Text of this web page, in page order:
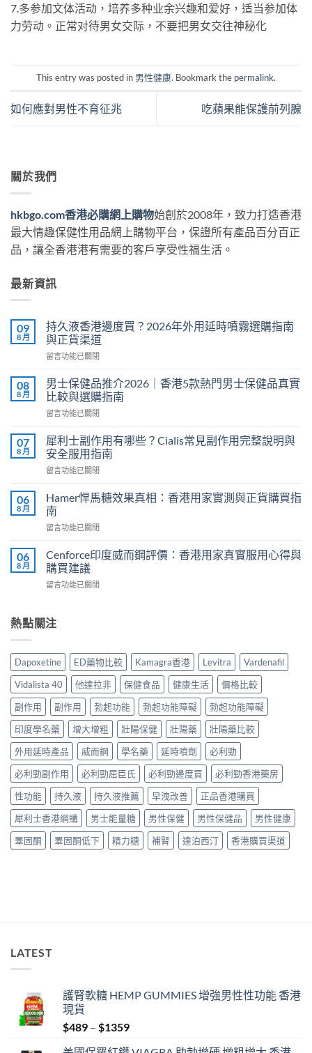
7.多参加文体活动，培养多种业余兴趣和爱好，适当参加体
力劳动。正常对待男女交际，不要把男女交往神秘化
This entry was posted in 男性健康. Bookmark the permalink.
如何應對男性不育征兆 吃蘋果能保護前列腺
關於我們
hkbgo.com香港必購網上購物始創於2008年，致力打造香港
最大情趣保健性用品網上購物平台，保證所有產品百分百正
品，讓全香港港有需要的客戶享受性福生活。
最新資訊
09
8 月
持久液香港邊度買？2026年外用延時噴霧選購指南
與正貨渠道
在
久
液
香
港
度
買？
2026
年
用
延
噴
選
購
指
正
貨
道〉
中
留言功能已關閉
08
8 月
男士保健品推介2026｜香港5款熱門男士保健品真實
比較與選購指南
在
士
保
健
品
介
2026
｜
香
5
款
門
保
真
實
比
較
選
購
指
南〉
中
留言功能已關閉
07
8 月
犀利士副作用有哪些？Cialis常見副作用完整說明與
安全服用指南
在
利
士
副
作
有
哪
些？
Cialis
副
完
整
說
明
安
全
服
用
指
南〉
中
留言功能已關閉
06
8 月
Hamer悍馬糖效果真相：香港用家實測與正貨購買指
南
在
悍
馬
糖
效
相：
用
家
測
正
貨
購
買
指
南〉
中
留言功能已關閉
06
8 月
Cenforce印度威而鋼評價：香港用家真實服用心得與
購買建議
在
度
威
鋼
評
價：
香
港
用
家
真
實
服
用
心
與
購
買
留言功能已關閉
熱點關注
Dapoxetine ED藥物比較 Kamagra香港 Levitra
Vardenafil
Vidalista 40
他達拉非 保健食品 健康生活
價格比較
副作用
副作用 勃起功能 勃起功能障礙
勃起功能障礙
印度學名藥
增大增粗 壯陽保健 壯陽藥
壯陽藥比較
外用延時產品
威而鋼 學名藥 延時噴劑
必利勁
必利勁副作用
必利勁屈臣氏 必利勁邊度買
必利勁香港藥房
性功能
持久液 持久液推薦 早洩改善
正品香港購買
犀利士香港網購
男士能量糖 男性保健 男性保健品
男性健康
睪固酮
睪固酮低下 精力糖 補腎 達泊西汀 香港購買渠道
LATEST
護腎軟糖 HEMP GUMMIES 增強男性性功能 香港
現貨
$489 – $1359Price